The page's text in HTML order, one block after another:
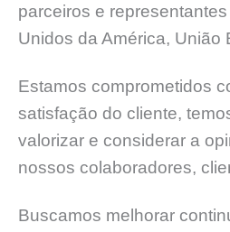
parceiros e
Unidos da América, União
Estamos comprometidos
satisfação do cliente,
valorizar e considerar a
nossos colaboradores,
Buscamos melhorar